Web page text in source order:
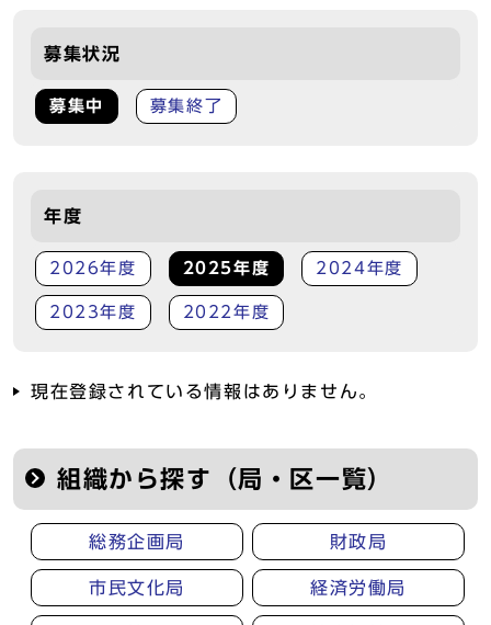
募集状況
募集中 募集終了
年度
2026年度 2025年度 2024年度
2023年度 2022年度
現在登録されている情報はありません。
組織から探す（局・区一覧）
総務企画局 財政局
市民文化局 経済労働局